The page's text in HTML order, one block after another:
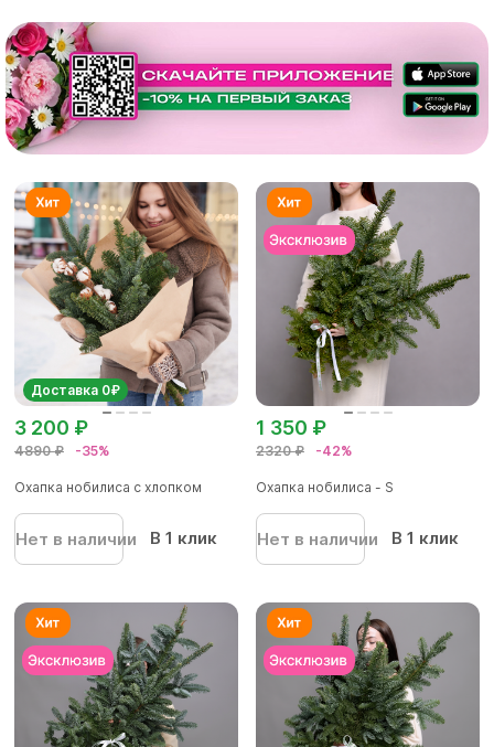
Доставка 0₽
4890 ₽ -35%
3 200 ₽
Охапка нобилиса с хлопком
Нет в наличии В 1 клик
2320 ₽ -42%
1 350 ₽
Охапка нобилиса - S
Нет в наличии В 1 клик